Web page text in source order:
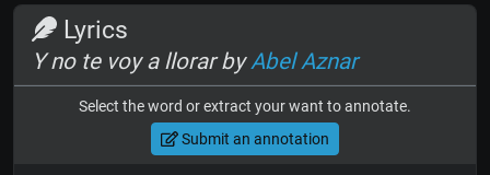
Lyrics
Y no te voy a llorar byAbel Aznar
Select the word or extract your want to annotate.
Submit an annotation